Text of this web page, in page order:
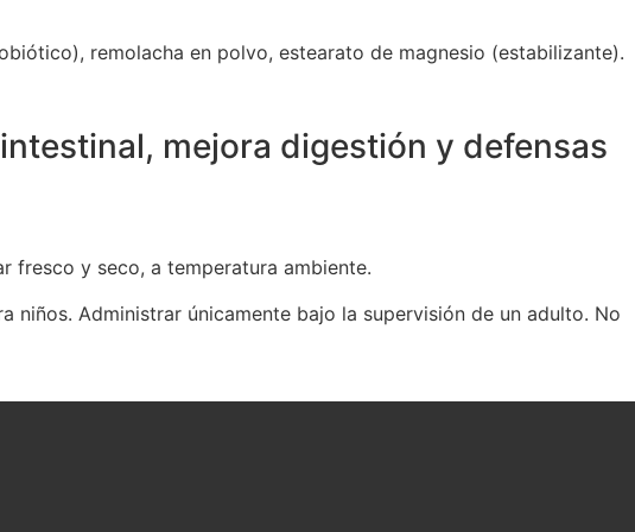
remolacha en polvo, estearato de magnesio (estabilizante).
mejora digestión y defensas
fresco y seco, a temperatura ambiente.
Administrar únicamente bajo la supervisión de un adulto. No